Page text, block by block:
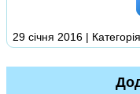
29 січня 2016 |